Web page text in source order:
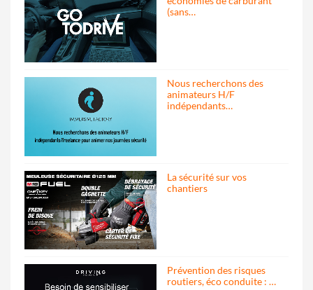
(sans…
Nous recherchons des
animateurs H/F
indépendants…
La sécurité sur vos
chantiers
Prévention des risques
routiers, éco conduite : …